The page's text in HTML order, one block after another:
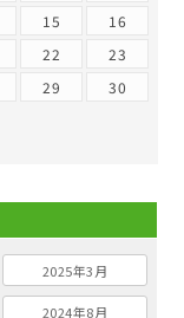
15
16
22
23
29
30
2025年3月
2024年8月